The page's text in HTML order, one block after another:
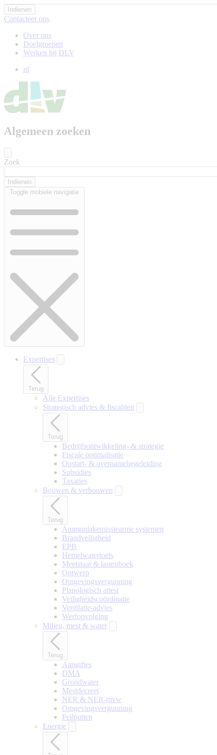
Contacteer ons
Over ons
Doelgroepen
Werken bij DLV
nl
Algemeen zoeken
Zoek
Toggle mobiele navigatie
Expertises
Terug
Alle Expertises
Strategisch advies & fiscaliteit
Terug
Bedrijfsontwikkeling- & strategie
Fiscale optimalisatie
Opstart- & overnamebegeleiding
Subsidies
Taxaties
Bouwen & verbouwen
Terug
Ammoniakemissiearme systemen
Brandveiligheid
EPB
Hemelwatertoets
Meetstaat & lastenboek
Ontwerp
Omgevingsvergunning
Planologisch attest
Veiligheidscoördinatie
Ventilatie-advies
Werfopvolging
Milieu, mest & water
Terug
Aangiftes
DMA
Grondwater
Mestdecreet
NER & NER-mvw
Omgevingsvergunning
Peilputten
Energie